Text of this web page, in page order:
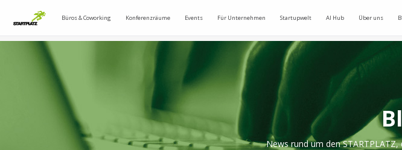
Büros & Coworking Konferenzräume Events Für Unternehmen Startupwelt AI Hub Über uns
News rund um den